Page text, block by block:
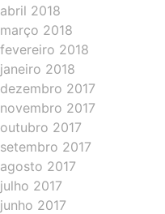
abril 2018
março 2018
fevereiro 2018
janeiro 2018
dezembro 2017
novembro 2017
outubro 2017
setembro 2017
agosto 2017
julho 2017
junho 2017